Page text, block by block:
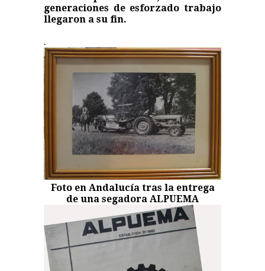
generaciones de esforzado trabajo
llegaron a su fin.
.
Foto en Andalucía tras la entrega
de una segadora ALPUEMA